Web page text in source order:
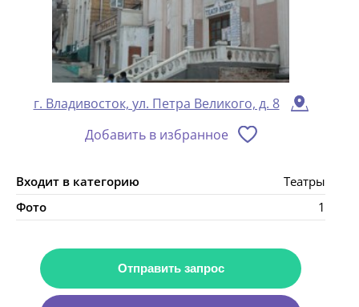
г. Владивосток, ул. Петра Великого, д. 8
Добавить в избранное
Входит в категорию
Театры
Фото
1
Отправить запрос